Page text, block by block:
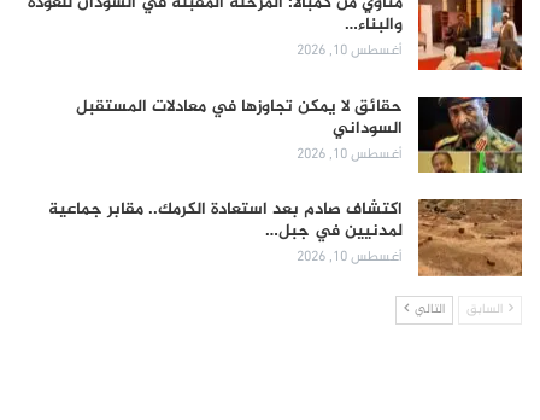
والبناء…
أغسطس 10, 2026
حقائق لا يمكن تجاوزها في معادلات المستقبل
السوداني
أغسطس 10, 2026
اكتشاف صادم بعد استعادة الكرمك.. مقابر جماعية
لمدنيين في جبل…
أغسطس 10, 2026
السابق التالي